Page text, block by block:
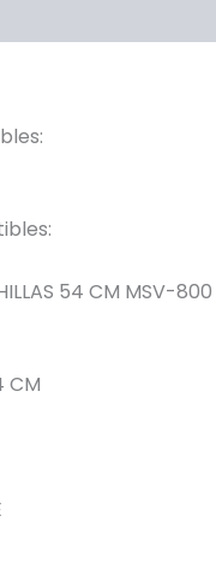
54 CM MSV-800
CM